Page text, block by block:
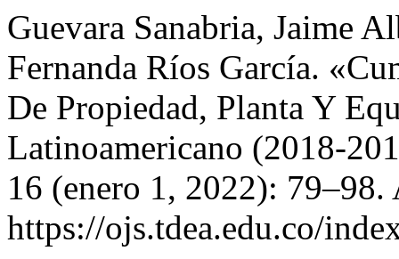
Guevara Sanabria, Jaime
Fernanda Ríos García.
De Propiedad, Planta Y
Latinoamericano (2018-
16 (enero 1, 2022):
https://ojs.tdea.edu.co/